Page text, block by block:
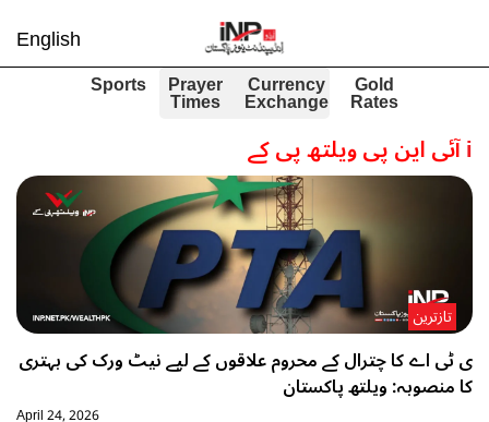
English
Gold
Rates
Currency
Exchange
Prayer
Times
Sports
iآئی این پی ویلتھ پی کے
ی ٹی اے کا چترال کے محروم علاقوں کے لیے نیٹ ورک کی بہتری
کا منصوبہ: ویلتھ پاکستان
تازترین
April 24, 2026